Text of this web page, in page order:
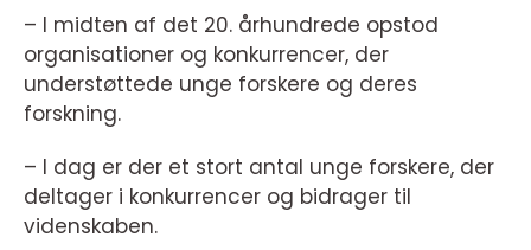
– I midten af det 20. århundrede opstod
organisationer og konkurrencer, der
understøttede unge forskere og deres
forskning.
– I dag er der et stort antal unge forskere, der
deltager i konkurrencer og bidrager til
videnskaben.